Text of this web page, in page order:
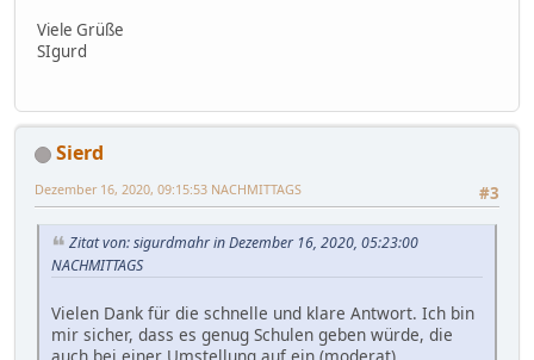
Viele Grüße
SIgurd
Sierd
#3
Dezember 16, 2020, 09:15:53 NACHMITTAGS
Zitat von: sigurdmahr in Dezember 16, 2020, 05:23:00
NACHMITTAGS
Vielen Dank für die schnelle und klare Antwort. Ich bin
mir sicher, dass es genug Schulen geben würde, die
auch bei einer Umstellung auf ein (moderat)